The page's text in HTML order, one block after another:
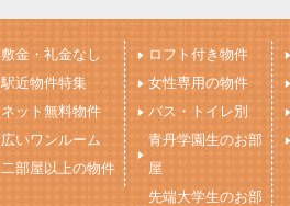
敷金・礼金なし
駅近物件特集
ネット無料物件
広いワンルーム
二部屋以上の物件
ロフト付き物件
女性専用の物件
バス・トイレ別
青丹学園生のお部
屋
先端大学生のお部